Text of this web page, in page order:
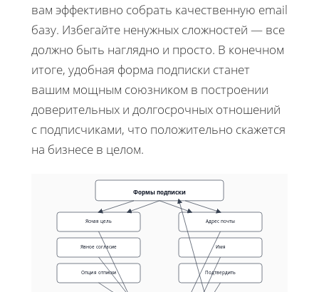
вам эффективно собрать качественную email
базу. Избегайте ненужных сложностей — все
должно быть наглядно и просто. В конечном
итоге, удобная форма подписки станет
вашим мощным союзником в построении
доверительных и долгосрочных отношений
с подписчиками, что положительно скажется
на бизнесе в целом.
Формы подписки
Ясная цель
Явное согласие
Опция отписки
Адрес почты
Имя
Подтвердить